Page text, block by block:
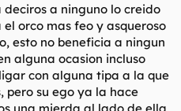
a ninguno lo creido
orco mas feo y asqueroso
esto no beneficia a ningun
alguna ocasion incluso
con alguna tipa a la que
pero su ego ya la hace
una mierda al lado de ella,